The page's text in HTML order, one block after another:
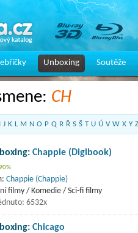
Unboxing Soutěže
CH
I J K L M N O P Q R Ř S Š T U Ú V W X Y Z
Chappie (Digibook)
Chappie (Chappie)
filmy / Komedie / Sci-fi filmy
6532x
Chicago